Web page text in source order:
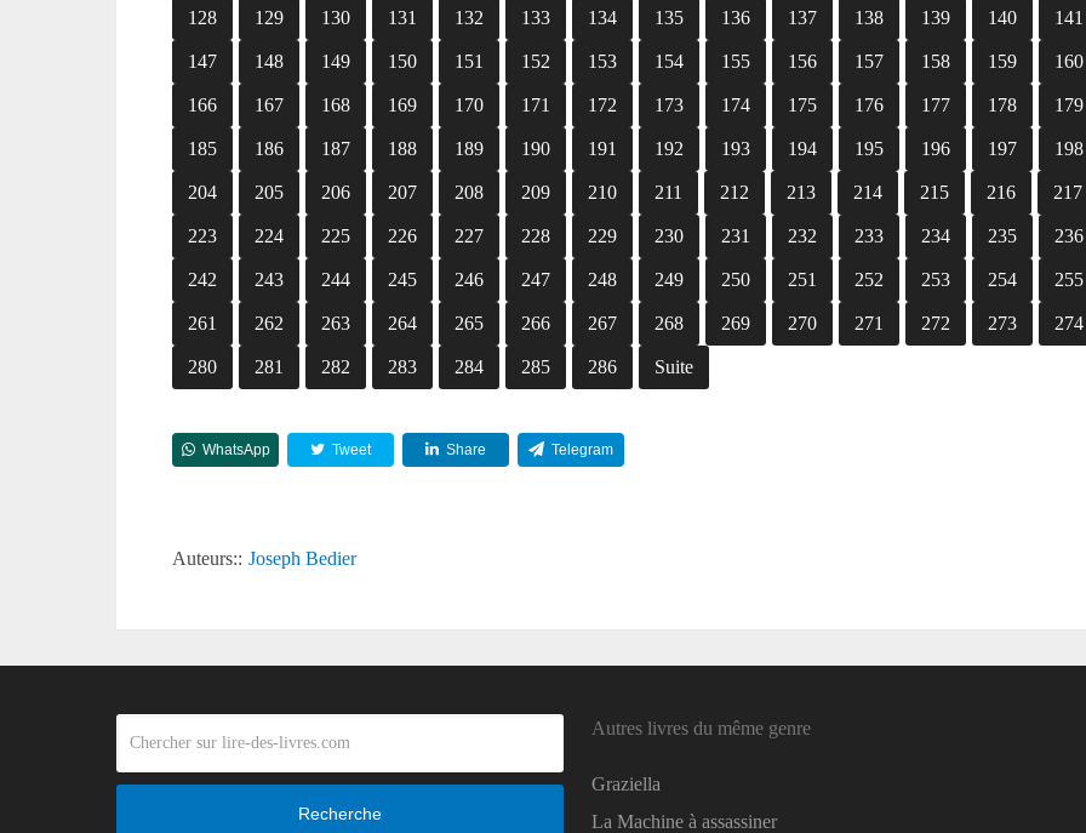
128 129 130 131 132 133 134 135 136 137 138 139 140 141
147 148 149 150 151 152 153 154 155 156 157 158 159 160
166 167 168 169 170 171 172 173 174 175 176 177 178 179
185 186 187 188 189 190 191 192 193 194 195 196 197 198
204 205 206 207 208 209 210 211 212 213 214 215 216 217
223 224 225 226 227 228 229 230 231 232 233 234 235 236
242 243 244 245 246 247 248 249 250 251 252 253 254 255
261 262 263 264 265 266 267 268 269 270 271 272 273 274
280 281 282 283 284 285 286 Suite
WhatsApp Tweet Share Telegram
Auteurs:: Joseph Bedier
Recherche
Autres livres du même genre
Graziella
La Machine à assassiner